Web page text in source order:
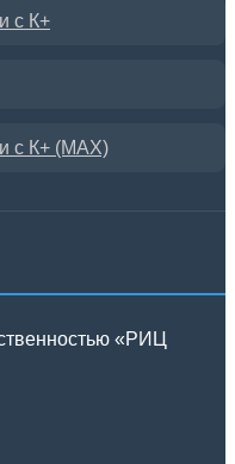
с К+
с К+ (MAX)
«РИЦ